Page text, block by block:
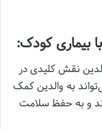
نقش کلیدی در
به والدین کمک
و به حفظ سلامت